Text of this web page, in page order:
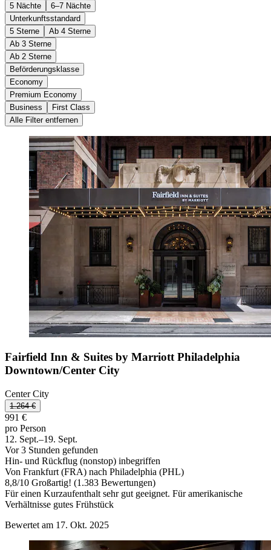
5 Nächte
6–7 Nächte
Unterkunftsstandard
5 Sterne
Ab 4 Sterne
Ab 3 Sterne
Ab 2 Sterne
Beförderungsklasse
Economy
Premium Economy
Business
First Class
Alle Filter entfernen
Fairfield Inn & Suites by Marriott Philadelphia
Downtown/Center City
Center City
1.264 €
991 €
pro Person
12. Sept.–19. Sept.
Vor 3 Stunden gefunden
Hin- und Rückflug (nonstop) inbegriffen
Von Frankfurt (FRA) nach Philadelphia (PHL)
8,8/10 Großartig! (1.383 Bewertungen)
Für einen Kurzaufenthalt sehr gut geeignet. Für amerikanische
Verhältnisse gutes Frühstück
Bewertet am 17. Okt. 2025